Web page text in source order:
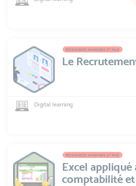
RESSOURCES HUMAINES ET PAIE
Le
Digital learning
RESSOURCES HUMAINES ET PAIE
Excel appliqué
comptabilité et